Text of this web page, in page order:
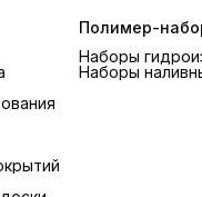
Полимер-
Наборы
Наборы